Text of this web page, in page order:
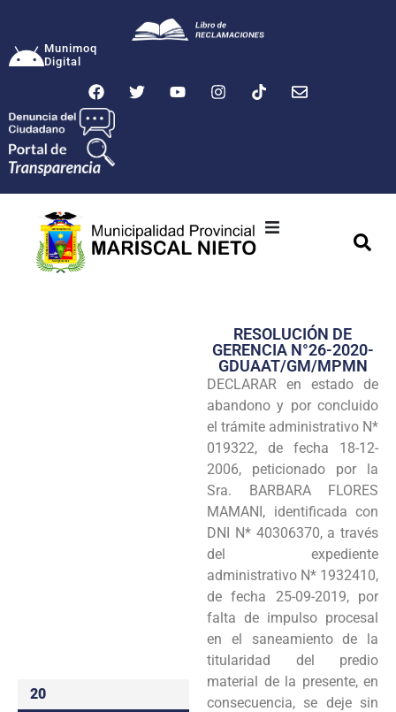
Munimoq
Digital
Transparencia
Seguridad
Programas
Intranet
20
RESOLUCIÓN DE
GERENCIA N°26-2020-
GDUAAT/GM/MPMN
DECLARAR en estado de
abandono y por concluido
el trámite administrativo N*
019322, de fecha 18-12-
2006, peticionado por la
Sra. BARBARA FLORES
MAMANI, identificada con
DNI N* 40306370, a través
del expediente
administrativo N* 1932410,
de fecha 25-09-2019, por
falta de impulso procesal
en el saneamiento de la
titularidad del predio
material de la presente, en
consecuencia, se deje sin